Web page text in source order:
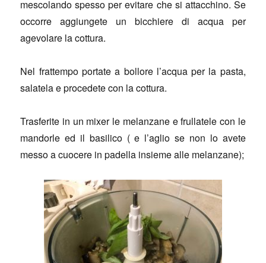
mescolando spesso per evitare che si attacchino. Se
occorre aggiungete un bicchiere di acqua per
agevolare la cottura.
Nel frattempo portate a bollore l’acqua per la pasta,
salatela e procedete con la cottura.
Trasferite in un mixer le melanzane e frullatele con le
mandorle ed il basilico ( e l’aglio se non lo avete
messo a cuocere in padella insieme alle melanzane);